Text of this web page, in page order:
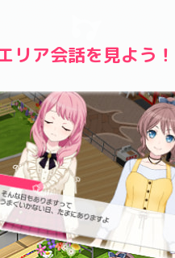
リア会話を見よう！